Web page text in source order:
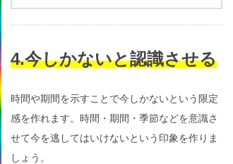
4.今しかないと認識させる
時間や期間を示すことで今しかないという限定
感を作れます。時間・期間・季節などを意識さ
せて今を逃してはいけないという印象を作りま
しょう。